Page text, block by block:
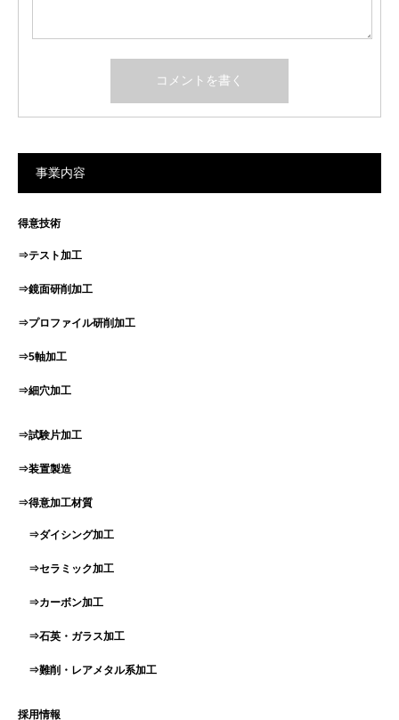
事業内容
得意技術
⇒テスト加工
⇒鏡面研削加工
⇒プロファイル研削加工
⇒5軸加工
⇒細穴加工
⇒試験片加工
⇒装置製造
⇒得意加工材質
⇒ダイシング加工
⇒セラミック加工
⇒カーボン加工
⇒石英・ガラス加工
⇒難削・レアメタル系加工
採用情報